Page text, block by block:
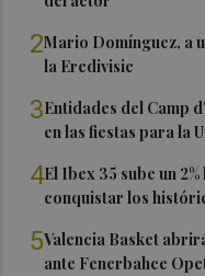
2Mario Domínguez, a
la Eredivisie
3Entidades del Camp
en las fiestas para la
4El Ibex 35 sube un
conquistar los
5Valencia Basket
ante Fenerbahce